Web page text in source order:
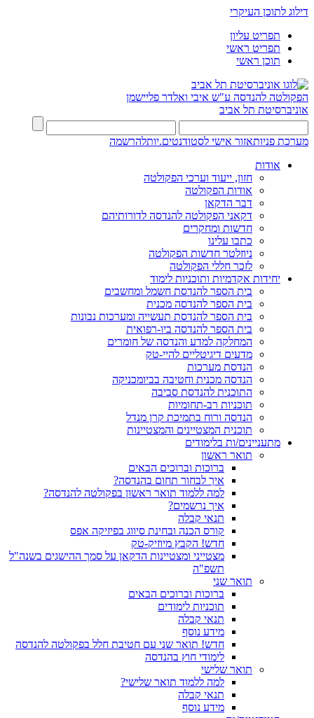
דילוג לתוכן העיקרי
תפריט עליון
תפריט ראשי
תוכן ראשי
הפקולטה להנדסה ע"ש איבי ואלדר פליישמן
אוניברסיטת תל אביב
מערכת פניותאזור אישי לסטודנטים.יותלהרשמה
אודות
חזון, ייעוד וערכי הפקולטה
אודות הפקולטה
דבר הדקאן
דקאני הפקולטה להנדסה לדורותיהם
חדשות ומחקרים
כתבו עלינו
ניוזלטר חדשות הפקולטה
לזכר חללי הפקולטה
יחידות אקדמיות ותוכניות לימוד
בית הספר להנדסת חשמל ומחשבים
בית הספר להנדסה מכנית
בית הספר להנדסת תעשייה ומערכות נבונות
בית הספר להנדסה ביו-רפואית
המחלקה למדע והנדסה של חומרים
מדעים דיגיטליים להיי-טק
הנדסת מערכות
הנדסה מכנית וחטיבה בביומכניקה
התוכנית להנדסת סביבה
תוכניות רב-תחומיות
הנדסה ורוח בתמיכת קרן מנדל
תוכנית המצטיינים והמצטיינות
מתעניינים/ות בלימודים
תואר ראשון
ברוכות וברוכים הבאים
איך לבחור תחום בהנדסה?
למה ללמוד תואר ראשון בפקולטה להנדסה?
איך נרשמים?
תנאי קבלה
קורס הכנה ובחינת סיווג בפיזיקה אפס
חדש! הקבץ מיוזיק-טק
מצטייני ומצטיינות הדקאן על סמך ההישגים בשנה"ל
תשפ"ה
תואר שני
ברוכות וברוכים הבאים
תוכניות לימודים
תנאי קבלה
מידע נוסף
חדש! תואר שני עם חטיבת חלל בפקולטה להנדסה
לימודי חוץ בהנדסה
תואר שלישי
למה ללמוד תואר שלישי?
תנאי קבלה
מידע נוסף